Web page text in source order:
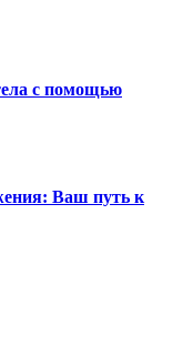
с помощью
Ваш путь к